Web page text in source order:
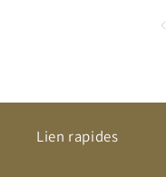
Lien rapides